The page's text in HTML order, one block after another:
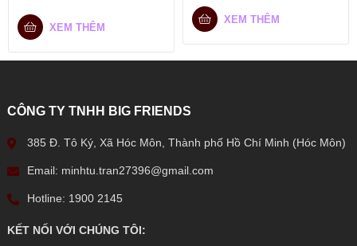
XEM THÊM
XEM THÊM
CÔNG TY TNHH BIG FRIENDS
385 Đ. Tô Ký, Xã Hóc Môn, Thành phố Hồ Chí Minh (Hóc Môn)
Email: minhtu.tran27396@gmail.com
Hotline: 1900 2145
KẾT NỐI VỚI CHÚNG TÔI: